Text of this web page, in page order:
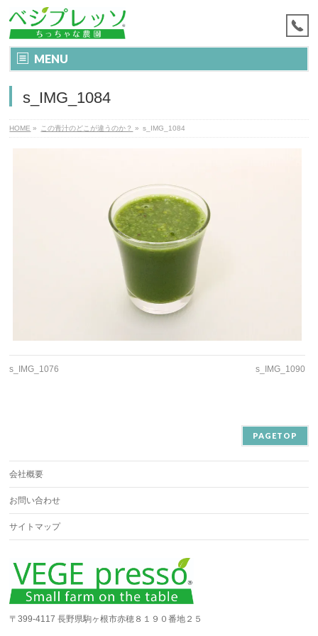
MENU
s_IMG_1084
HOME » この青汁のどこが違うのか？ » s_IMG_1084
s_IMG_1076 s_IMG_1090
PAGETOP
会社概要
お問い合わせ
サイトマップ
〒399-4117 長野県駒ヶ根市赤穂８１９０番地２５